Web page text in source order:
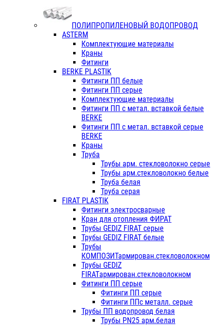
ПОЛИПРОПИЛЕНОВЫЙ ВОДОПРОВОД
ASTERM
Комплектующие материалы
Краны
Фитинги
BERKE PLASTIK
Фитинги ПП белые
Фитинги ПП серые
Комплектующие материалы
Фитинги ПП с метал. вставкой белые
BERKE
Фитинги ПП с метал. вставкой серые
BERKE
Краны
Труба
Трубы арм. стекловолокно серые
Трубы арм.стекловолокно белые
Труба белая
Труба серая
FIRAT PLASTIK
Фитинги электросварные
Кран для отопления ФИРАТ
Трубы GEDIZ FIRAT серые
Трубы GEDIZ FIRAT белые
Трубы
КОМПОЗИТармирован.стекловолокном
Трубы GEDIZ
FIRATармирован.стекловолокном
Фитинги ПП серые
Фитинги ПП серые
Фитинги ППс металл. серые
Трубы ПП водопровод белая
Трубы PN25 арм.белая